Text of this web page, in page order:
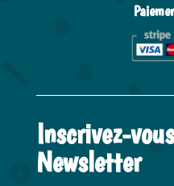
Inscrivez-
Newsletter